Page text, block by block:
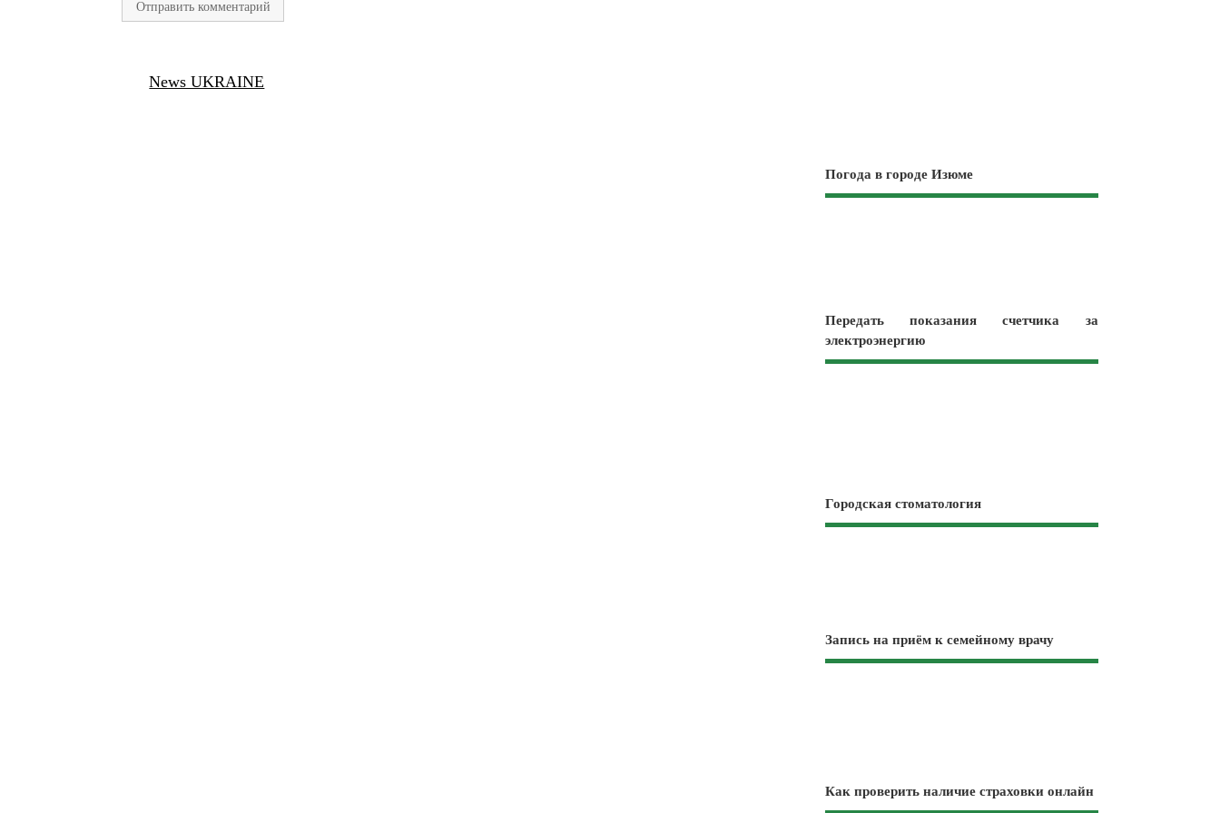
News UKRAINE
Погода в городе Изюме
Передать показания счетчика за
электроэнергию
Городская стоматология
Запись на приём к семейному врачу
Как проверить наличие страховки онлайн